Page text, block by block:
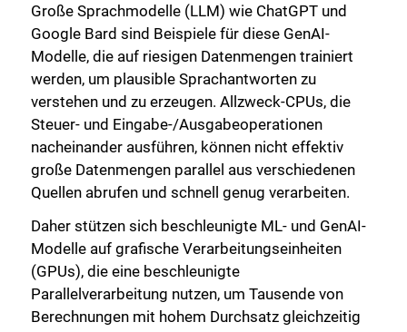
Große Sprachmodelle (LLM) wie ChatGPT und
Google Bard sind Beispiele für diese GenAI-
Modelle, die auf riesigen Datenmengen trainiert
werden, um plausible Sprachantworten zu
verstehen und zu erzeugen. Allzweck-CPUs, die
Steuer- und Eingabe-/Ausgabeoperationen
nacheinander ausführen, können nicht effektiv
große Datenmengen parallel aus verschiedenen
Quellen abrufen und schnell genug verarbeiten.
Daher stützen sich beschleunigte ML- und GenAI-
Modelle auf grafische Verarbeitungseinheiten
(GPUs), die eine beschleunigte
Parallelverarbeitung nutzen, um Tausende von
Berechnungen mit hohem Durchsatz gleichzeitig